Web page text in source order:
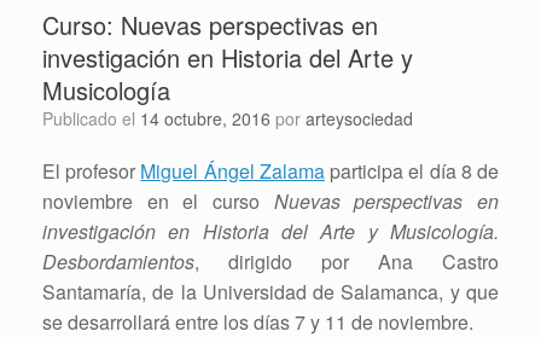
Curso: Nuevas perspectivas en
investigación en Historia del Arte y
Musicología
Publicado el 14 octubre, 2016 por arteysociedad
El profesor Miguel Ángel Zalamaparticipa el día 8 de
noviembre en el curso Nuevas perspectivas en
investigación en Historia del Arte y Musicología.
Desbordamientos, dirigido por Ana Castro
Santamaría, de la Universidad de Salamanca, y que
se desarrollará entre los días 7 y 11 de noviembre.